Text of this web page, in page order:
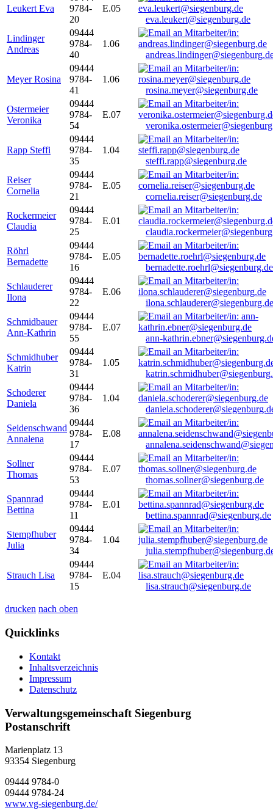
Leukert Eva
9784-
20
E.05
eva.leukert@siegenburg.de
Lindinger
Andreas
09444
9784-
40
1.06
Meyer Rosina
09444
9784-
41
1.06
rosina.meyer@siegenburg.de
Ostermeier
Veronika
09444
9784-
54
E.07
Rapp Steffi
09444
9784-
35
1.04
steffi.rapp@siegenburg.de
Reiser
Cornelia
09444
9784-
21
E.05
cornelia.reiser@siegenburg.de
Rockermeier
Claudia
09444
9784-
25
E.01
Röhrl
Bernadette
09444
9784-
16
E.05
bernadette.roehrl@siegenburg.de
Schlauderer
Ilona
09444
9784-
22
E.06
ilona.schlauderer@siegenburg.de
Schmidbauer
Ann-Kathrin
09444
9784-
55
E.07
ann-
Schmidhuber
Katrin
09444
9784-
31
1.05
Schoderer
Daniela
09444
9784-
36
1.04
Seidenschwand
Annalena
09444
9784-
17
E.08
Sollner
Thomas
09444
9784-
53
E.07
thomas.sollner@siegenburg.de
Spannrad
Bettina
09444
9784-
11
E.01
bettina.spannrad@siegenburg.de
Stempfhuber
Julia
09444
9784-
34
1.04
Strauch Lisa
09444
9784-
15
E.04
lisa.strauch@siegenburg.de
drucken nach oben
Quicklinks
Kontakt
Inhaltsverzeichnis
Impressum
Datenschutz
Verwaltungsgemeinschaft Siegenburg
Postanschrift
Marienplatz 13
93354 Siegenburg
09444 9784-0
09444 9784-24
www.vg-siegenburg.de/